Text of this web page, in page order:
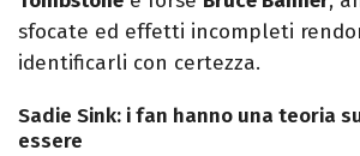
sfocate ed effetti incompleti
identificarli con certezza.
Sadie Sink: i fan hanno una teoria
essere